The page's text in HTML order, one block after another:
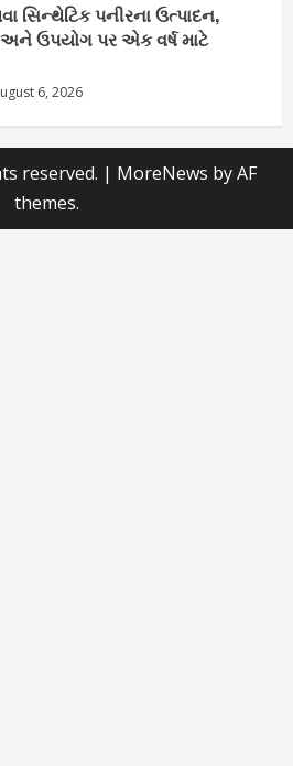
સિન્થેટિક પનીરના ઉત્પાદન,
ઉપયોગ પર એક વર્ષ માટે
6, 2026
reserved. | MoreNews by AF
themes.